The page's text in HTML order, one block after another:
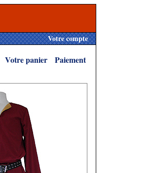
Votre compte
Votre panier Paiement